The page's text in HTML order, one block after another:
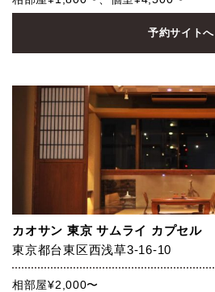
予約サイトへ
カオサン 東京 サムライ カプセル
東京都台東区西浅草3-16-10
相部屋¥2,000〜